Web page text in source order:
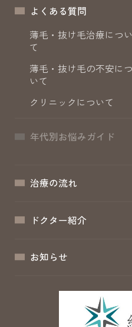
よくある質問
薄毛・抜け毛治療につい
て
薄毛・抜け毛の不安につ
いて
クリニックについて
年代別お悩みガイド
治療の流れ
ドクター紹介
お知らせ